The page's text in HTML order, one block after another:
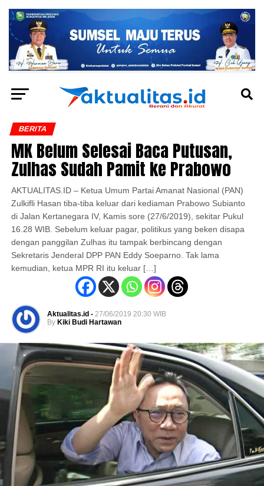
BERITA
MK Belum Selesai Baca Putusan,
Zulhas Sudah Pamit ke Prabowo
AKTUALITAS.ID – Ketua Umum Partai Amanat Nasional (PAN)
Zulkifli Hasan tiba-tiba keluar dari kediaman Prabowo Subianto
di Jalan Kertanegara IV, Kamis sore (27/6/2019), sekitar Pukul
16.28 WIB. Sebelum keluar pagar, politikus yang beken disapa
dengan panggilan Zulhas itu tampak berbincang dengan
Sekretaris Jenderal DPP PAN Eddy Soeparno. Tak lama
kemudian, ketua MPR RI itu keluar […]
Aktualitas.id - 27/06/2019 20:30 WIB
By Kiki Budi Hartawan